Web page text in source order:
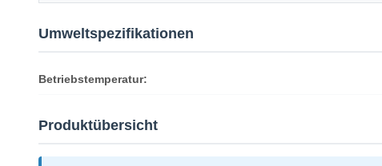
Umweltspezifikationen
Betriebstemperatur:
Produktübersicht